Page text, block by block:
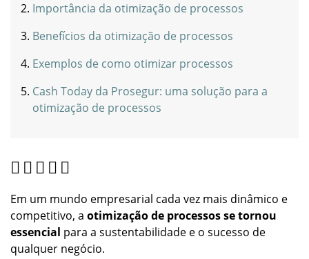
Importância da otimização de processos
Benefícios da otimização de processos
Exemplos de como otimizar processos
Cash Today da Prosegur: uma solução para a
otimização de processos
Em um mundo empresarial cada vez mais dinâmico e
competitivo, a otimização de processos se tornou
essencial para a sustentabilidade e o sucesso de
qualquer negócio.